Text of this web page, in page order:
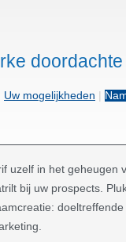
Uw mogelijkheden |
uzelf in het geheugen
bij uw prospects.